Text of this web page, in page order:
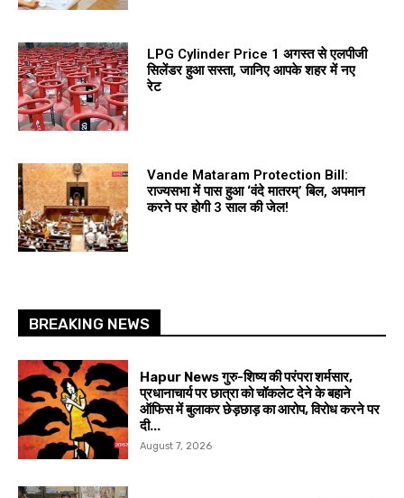
LPG Cylinder Price 1 अगस्त से एलपीजी
सिलेंडर हुआ सस्ता, जानिए आपके शहर में नए
रेट
Vande Mataram Protection Bill:
राज्यसभा में पास हुआ ‘वंदे मातरम्’ बिल, अपमान
करने पर होगी 3 साल की जेल!
BREAKING NEWS
Hapur News गुरु-शिष्य की परंपरा शर्मसार,
प्रधानाचार्य पर छात्रा को चॉकलेट देने के बहाने
ऑफिस में बुलाकर छेड़छाड़ का आरोप, विरोध करने पर
दी...
August 7, 2026